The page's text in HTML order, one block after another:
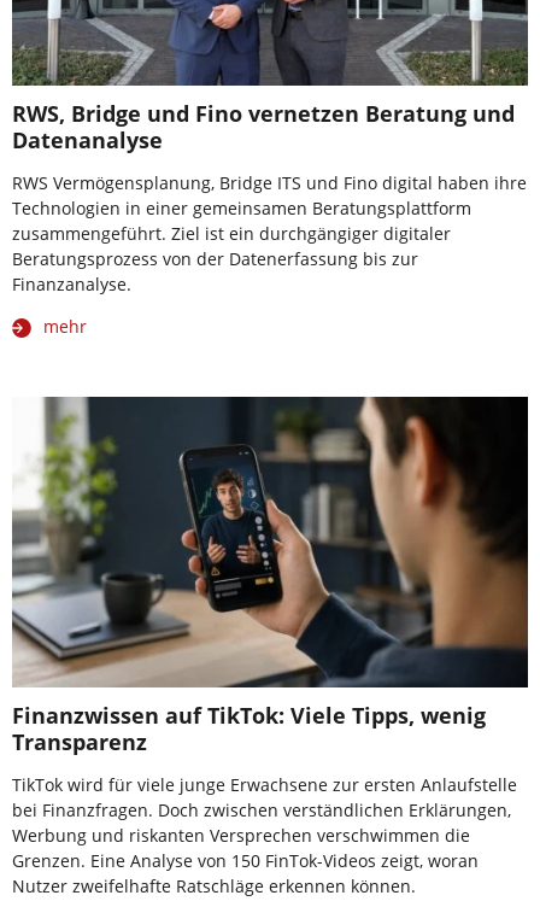
RWS, Bridge und Fino vernetzen Beratung und
Datenanalyse
RWS Vermögensplanung, Bridge ITS und Fino digital haben ihre
Technologien in einer gemeinsamen Beratungsplattform
zusammengeführt. Ziel ist ein durchgängiger digitaler
Beratungsprozess von der Datenerfassung bis zur
Finanzanalyse.
mehr
Finanzwissen auf TikTok: Viele Tipps, wenig
Transparenz
TikTok wird für viele junge Erwachsene zur ersten Anlaufstelle
bei Finanzfragen. Doch zwischen verständlichen Erklärungen,
Werbung und riskanten Versprechen verschwimmen die
Grenzen. Eine Analyse von 150 FinTok-Videos zeigt, woran
Nutzer zweifelhafte Ratschläge erkennen können.